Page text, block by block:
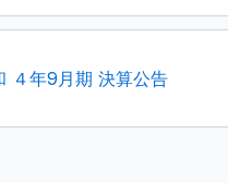
４年9月期 決算公告